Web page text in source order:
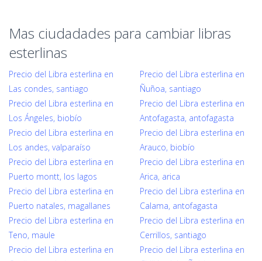
Mas ciudadades para cambiar libras
esterlinas
Precio del Libra esterlina en
Las condes, santiago
Precio del Libra esterlina en
Los Ángeles, biobío
Precio del Libra esterlina en
Los andes, valparaíso
Precio del Libra esterlina en
Puerto montt, los lagos
Precio del Libra esterlina en
Puerto natales, magallanes
Precio del Libra esterlina en
Teno, maule
Precio del Libra esterlina en
Precio del Libra esterlina en
Ñuñoa, santiago
Precio del Libra esterlina en
Antofagasta, antofagasta
Precio del Libra esterlina en
Arauco, biobío
Precio del Libra esterlina en
Arica, arica
Precio del Libra esterlina en
Calama, antofagasta
Precio del Libra esterlina en
Cerrillos, santiago
Precio del Libra esterlina en